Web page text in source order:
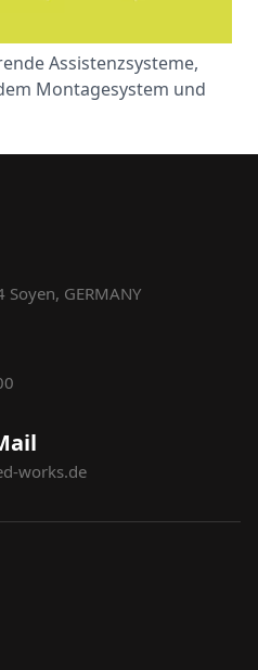
Assistenzsysteme,
Montagesystem und
GERMANY
works.de